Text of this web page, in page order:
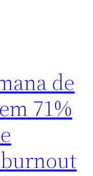
de
71%